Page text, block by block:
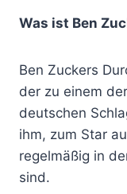
Was ist Ben
Ben Zuckers
der zu einem
deutschen
ihm, zum Star
regelmäßig in
sind.